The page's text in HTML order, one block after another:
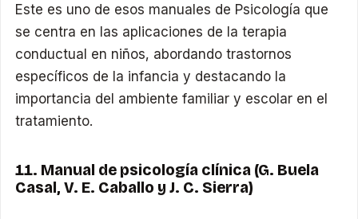
Este es uno de esos manuales de Psicología que
se centra en las aplicaciones de la terapia
conductual en niños, abordando trastornos
específicos de la infancia y destacando la
importancia del ambiente familiar y escolar en el
tratamiento.
11. Manual de psicología clínica (G. Buela
Casal, V. E. Caballo y J. C. Sierra)